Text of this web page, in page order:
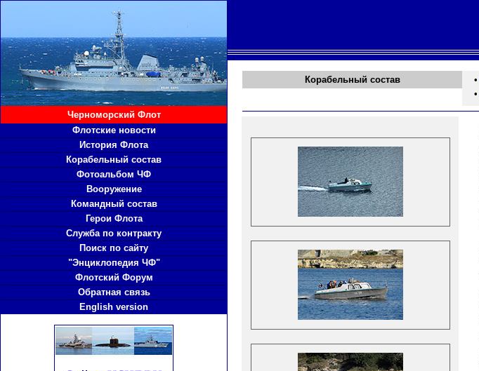
Черноморский Флот
Флотские новости
История Флота
Корабельный состав
Фотоальбом ЧФ
Вооружение
Командный состав
Герои Флота
Служба по контракту
Поиск по сайту
"Энциклопедия ЧФ"
Флотский Форум
Обратная связь
English version
Корабельный состав •
•